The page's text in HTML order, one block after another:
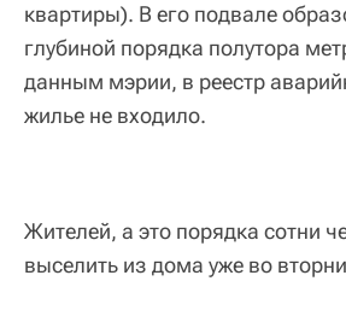
квартиры). В его подвале
глубиной порядка полутора
данным мэрии, в реестр
жилье не входило.
Жителей, а это порядка сотни
выселить из дома уже во